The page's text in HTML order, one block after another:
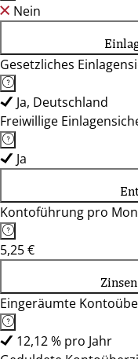
Nein
Gesetzliches
Ja, Deutschland
Freiwillige
Ja
Kontoführung pro
5,25 €
Eingeräumte
12,12 % pro Jahr